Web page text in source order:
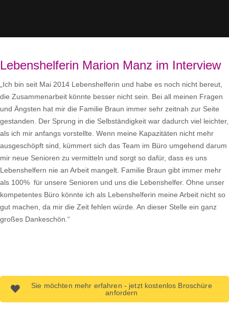
Lebenshelferin Marion Manz im Interview
„Ich bin seit Mai 2014 Lebenshelferin und habe es noch nicht bereut,
die Zusammenarbeit könnte besser nicht sein. Bei all meinen Fragen
und Ängsten hat mir die Familie Braun immer sehr zeitnah zur Seite
gestanden. Der Sprung in die Selbständigkeit war dadurch viel leichter,
als ich mir anfangs vorstellte. Wenn meine Kapazitäten nicht mehr
ausgeschöpft sind, kümmert sich das Team im Büro umgehend darum
mir neue Senioren zu vermitteln und sorgt so dafür, dass es uns
Lebenshelfern nie an Arbeit mangelt. Familie Braun gibt immer mehr
als 100% für unsere Senioren und uns die Lebenshelfer. Ohne unser
kompetentes Büro könnte ich als Lebenshelferin meine Arbeit nicht so
gut machen, da mir die Zeit fehlen würde. An dieser Stelle ein ganz
großes Dankeschön.“
Sie möchten mehr erfahren - jetzt kostenlos Broschüre
anfordern